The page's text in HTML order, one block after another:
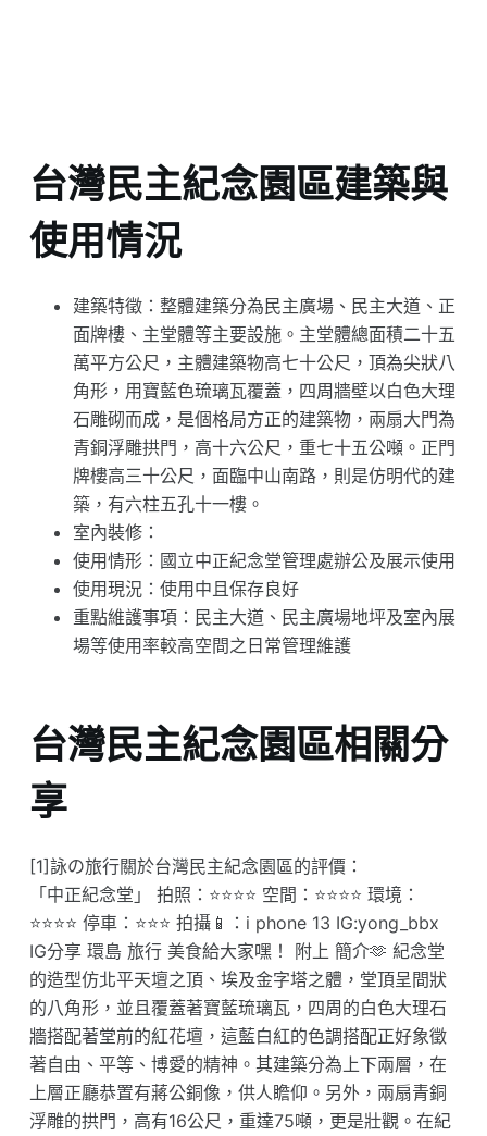
台灣民主紀念園區建築與
使用情況
建築特徵：整體建築分為民主廣場、民主大道、正
面牌樓、主堂體等主要設施。主堂體總面積二十五
萬平方公尺，主體建築物高七十公尺，頂為尖狀八
角形，用寶藍色琉璃瓦覆蓋，四周牆壁以白色大理
石雕砌而成，是個格局方正的建築物，兩扇大門為
青銅浮雕拱門，高十六公尺，重七十五公噸。正門
牌樓高三十公尺，面臨中山南路，則是仿明代的建
築，有六柱五孔十一樓。
室內裝修：
使用情形：國立中正紀念堂管理處辦公及展示使用
使用現況：使用中且保存良好
重點維護事項：民主大道、民主廣場地坪及室內展
場等使用率較高空間之日常管理維護
台灣民主紀念園區相關分
享
[1]詠の旅行關於台灣民主紀念園區的評價：
「中正紀念堂」 拍照：⭐️⭐️⭐️⭐️ 空間：⭐️⭐️⭐️⭐️ 環境：
⭐️⭐️⭐️⭐️ 停車：⭐️⭐️⭐️ 拍攝📱：i phone 13 IG:yong_bbx
IG分享 環島 旅行 美食給大家嘿！ 附上 簡介🫶 紀念堂
的造型仿北平天壇之頂、埃及金字塔之體，堂頂呈間狀
的八角形，並且覆蓋著寶藍琉璃瓦，四周的白色大理石
牆搭配著堂前的紅花壇，這藍白紅的色調搭配正好象徵
著自由、平等、博愛的精神。其建築分為上下兩層，在
上層正廳恭置有蔣公銅像，供人瞻仰。另外，兩扇青銅
浮雕的拱門，高有16公尺，重達75噸，更是壯觀。在紀